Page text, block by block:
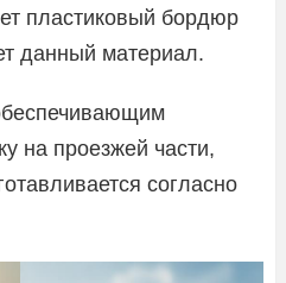
пластиковый бордюр
данный материал.
на проезжей части,
согласно